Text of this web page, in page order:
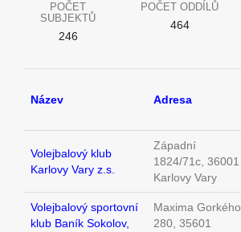
POČET
SUBJEKTŮ
246
POČET ODDÍLŮ
464
Název Adresa
Volejbalový klub
Karlovy Vary z.s.
Západní
1824/71c, 36001
Karlovy Vary
Volejbalový sportovní
klub Baník Sokolov,
Maxima Gorkého
280, 35601